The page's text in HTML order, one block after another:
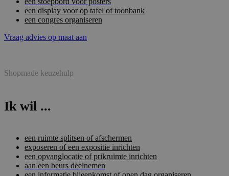
een display voor op tafel of toonbank
een congres organiseren
Vraag advies op maat aan
Shopmade keuzehulp
Ik wil ...
een ruimte splitsen of afschermen
exposeren of een expositie inrichten
een opvanglocatie of prikruimte inrichten
aan een beurs deelnemen